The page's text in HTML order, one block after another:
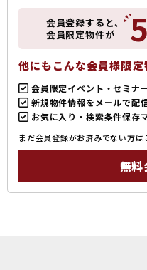
会員登録すると、
会員限定物件が
他にもこんな会員様限定
会員限定イベント・セミナ
新規物件情報をメールで配
お気に入り・検索条件保存
まだ会員登録がお済みでない方は
無料